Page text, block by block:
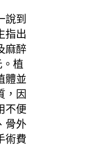
說到
指出
麻醉
植
體並
，因
不便
骨外
術費